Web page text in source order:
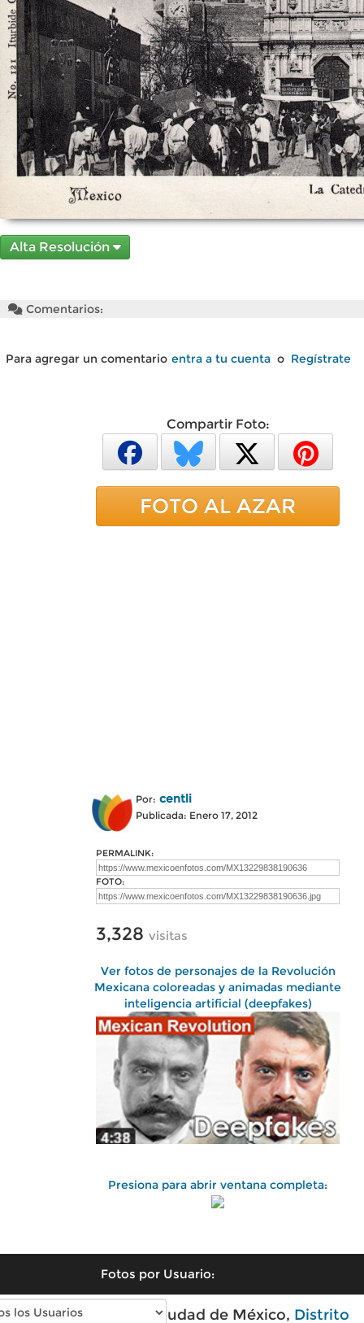
Alta Resolución
Comentarios:
Para agregar un comentario entra a tu cuenta o Regístrate
Compartir Foto:
FOTO AL AZAR
Por: centli
Publicada: Enero 17, 2012
PERMALINK:
FOTO:
3,328 visitas
Ver fotos de personajes de la Revolución
Mexicana coloreadas y animadas mediante
inteligencia artificial (deepfakes)
Presiona para abrir ventana completa:
Fotos por Usuario:
Fotos antiguas de Ciudad de México, Distrito